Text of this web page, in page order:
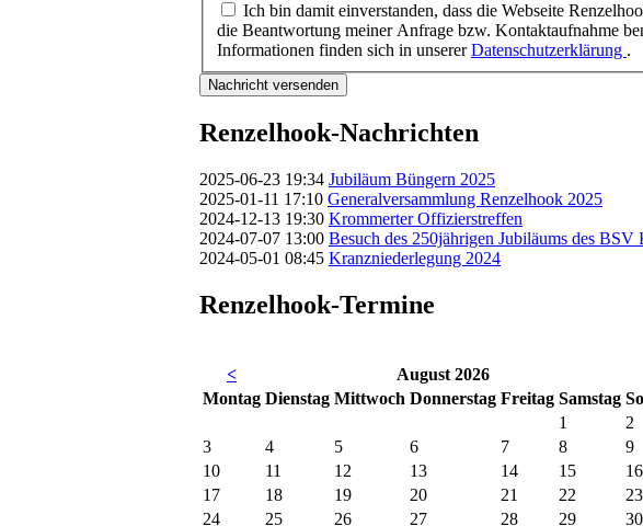
Ich bin damit einverstanden, dass die Webseite
die Beantwortung meiner Anfrage bzw. Kontaktaufnahme
Informationen finden sich in unsererDatenschutzerklärung .
Nachricht versenden
Renzelhook-Nachrichten
2025-06-23 19:34 Jubiläum Büngern 2025
2025-01-11 17:10 Generalversammlung Renzelhook 2025
2024-12-13 19:30 Krommerter Offizierstreffen
2024-07-07 13:00 Besuch des 250jährigen Jubiläums des BSV
2024-05-01 08:45 Kranzniederlegung 2024
Renzelhook-Termine
<
August 2026
Montag Dienstag Mittwoch Donnerstag Freitag Samstag So
1
2
3
4 5 6 7 8
9
10
11 12 13 14 15
16
17
18 19 20 21 22
23
24
25 26 27 28 29 30